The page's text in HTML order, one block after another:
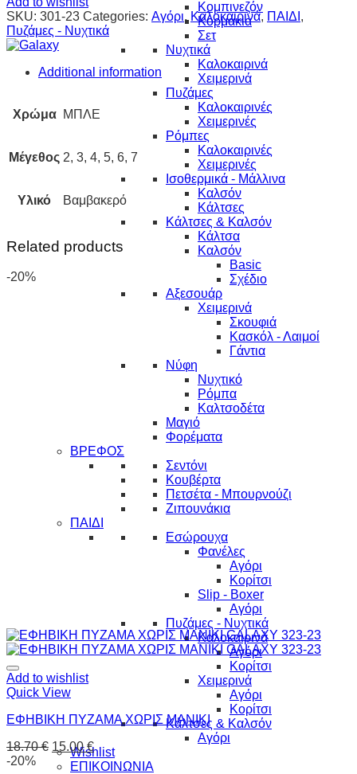
Κομπινεζόν
Κορμάκια
Σετ
Νυχτικά
Καλοκαιρινά
Χειμερινά
Πυζάμες
Καλοκαιρινές
Χειμερινές
Ρόμπες
Καλοκαιρινές
Χειμερινές
Ισοθερμικά - Μάλλινα
Καλσόν
Κάλτσες
Κάλτσες & Καλσόν
Κάλτσα
Καλσόν
Basic
Σχέδιο
Αξεσουάρ
Χειμερινά
Σκουφιά
Κασκόλ - Λαιμοί
Γάντια
Νύφη
Νυχτικό
Ρόμπα
Καλτσοδέτα
Μαγιό
Φορέματα
ΒΡΕΦΟΣ
Σεντόνι
Κουβέρτα
Πετσέτα - Μπουρνούζι
Ζιπουνάκια
ΠΑΙΔΙ
Εσώρουχα
Φανέλες
Αγόρι
Κορίτσι
Slip - Boxer
Αγόρι
Πυζάμες - Νυχτικά
Καλοκαιρινά
Αγόρι
Κορίτσι
Χειμερινά
Αγόρι
Κορίτσι
Κάλτσες & Καλσόν
Αγόρι
Wishlist
ΕΠΙΚΟΙΝΩΝΙΑ
SKU: 301-23 Categories: Αγόρι, Καλοκαιρινά, ΠΑΙΔΙ ,
Πυζάμες - Νυχτικά
Additional information
Χρώμα ΜΠΛΕ
Μέγεθος 2, 3, 4, 5, 6, 7
Υλικό Βαμβακερό
Related products
-20%
Add to wishlist
Quick View
ΕΦΗΒΙΚΗ ΠΥΖΑΜΑ ΧΩΡΙΣ ΜΑΝΙΚΙ
18.70€ 15.00€
-20%